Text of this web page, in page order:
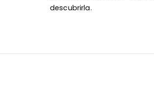
descubrirla.